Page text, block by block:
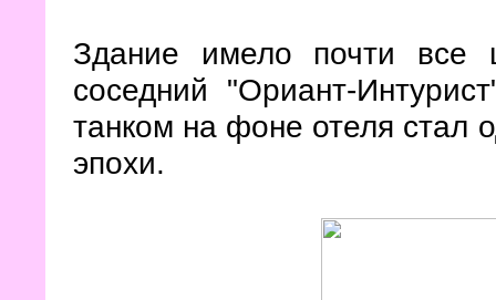
Здание имело почти все
соседний "Ориант-
танком на фоне отеля стал
эпохи.